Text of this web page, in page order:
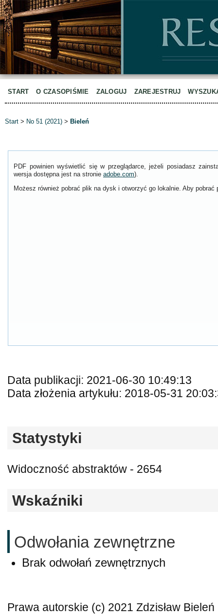
START O CZASOPIŚMIE ZALOGUJ ZAREJESTRUJ
Start > No 51 (2021) > Bieleń
PDF powinien wyświetlić się w przeglądarce, jeżeli posiadasz
wersja dostępna jest na stronie adobe.com).
Możesz również pobrać plik na dysk i otworzyć go lokalnie. Aby
Data publikacji: 2021-06-30 10:49:13
Data złożenia artykułu: 2018-05-31
Statystyki
Widoczność abstraktów - 2654
Wskaźniki
Odwołania zewnętrzne
Brak odwołań zewnętrznych
Prawa autorskie (c) 2021 Zdzisław Bieleń